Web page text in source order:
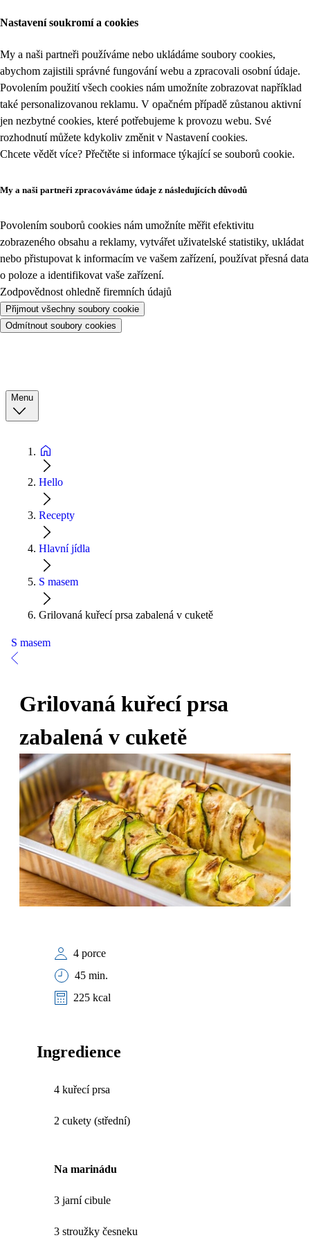
Nastavení soukromí a cookies
My a naši partneři používáme nebo ukládáme soubory cookies,
abychom zajistili správné fungování webu a zpracovali osobní údaje.
Povolením použití všech cookies nám umožníte zobrazovat například
také personalizovanou reklamu. V opačném případě zůstanou aktivní
jen nezbytné cookies, které potřebujeme k provozu webu. Své
rozhodnutí můžete kdykoliv změnit v Nastavení cookies.
Chcete vědět více? Přečtěte si informace týkající se souborů cookie.
My a naši partneři zpracováváme údaje z následujících důvodů
Povolením souborů cookies nám umožníte měřit efektivitu
zobrazeného obsahu a reklamy, vytvářet uživatelské statistiky, ukládat
nebo přistupovat k informacím ve vašem zařízení, používat přesná data
o poloze a identifikovat vaše zařízení.
Zodpovědnost ohledně firemních údajů
Přijmout všechny soubory cookie
Odmítnout soubory cookies
Menu
Hello
Recepty
Hlavní jídla
S masem
Grilovaná kuřecí prsa zabalená v cuketě
S masem
Grilovaná kuřecí prsa
zabalená v cuketě
4 porce
45 min.
225 kcal
Ingredience
4 kuřecí prsa
2 cukety (střední)
Na marinádu
3 jarní cibule
3 stroužky česneku